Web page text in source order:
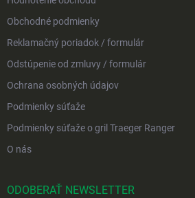
Obchodné podmienky
Reklamačný poriadok / formulár
Odstúpenie od zmluvy / formulár
Ochrana osobných údajov
Podmienky súťaže
Podmienky súťaže o gril Traeger Ranger
O nás
ODOBERAŤ NEWSLETTER